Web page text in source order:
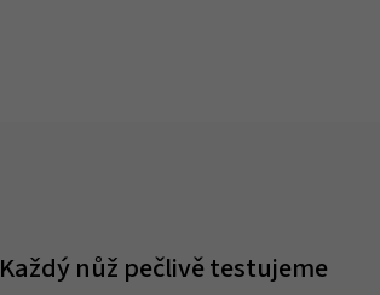
Každý nůž pečlivě testujeme